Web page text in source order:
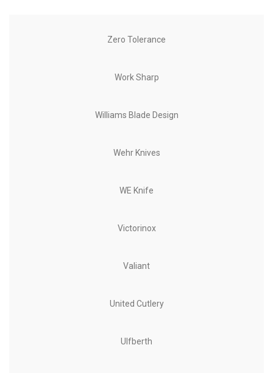
Zero Tolerance
Work Sharp
Williams Blade Design
Wehr Knives
WE Knife
Victorinox
Valiant
United Cutlery
Ulfberth